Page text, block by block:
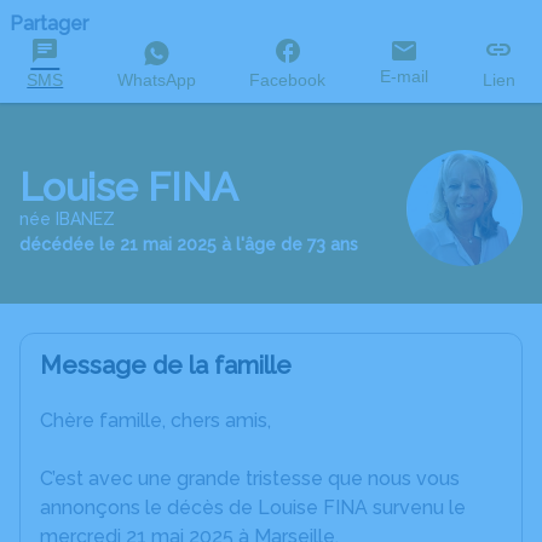
Partager
SMS WhatsApp Facebook E-mail Lien
Louise FINA
née IBANEZ
décédée le 21 mai 2025 à l'âge de 73 ans
Message de la famille
Chère famille, chers amis,
C’est avec une grande tristesse que nous vous
annonçons le décès de Louise FINA survenu le
mercredi 21 mai 2025 à Marseille.